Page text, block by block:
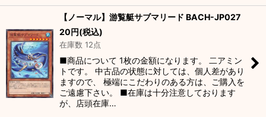
【ノーマル】游覧艇サブマリード BACH-JP027
20円(税込)
在庫数 12点
■商品について 1枚の金額になります。 二アミン
トです。 中古品の状態に対しては、個人差があり
ますので、 極端にこだわりのある方は、ご購入を
ご遠慮下さい。 ■在庫は十分注意しております
が、店頭在庫…